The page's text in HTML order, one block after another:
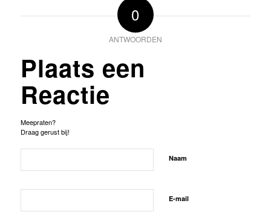
0
ANTWOORDEN
Plaats een
Reactie
Meepraten?
Draag gerust bij!
Naam
E-mail